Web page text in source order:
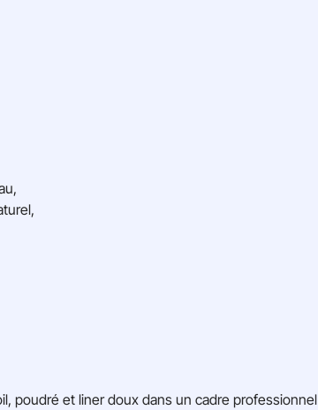
poudré et liner doux dans un cadre professionnel